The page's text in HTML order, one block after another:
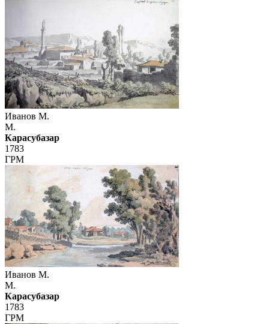
Иванов М.
М.
Карасубазар
1783
ГРМ
Иванов М.
М.
Карасубазар
1783
ГРМ